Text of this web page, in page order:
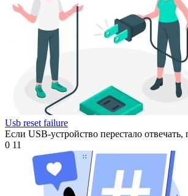
Usb reset failure
Если USB-устройство перестало отвечать,
0 11